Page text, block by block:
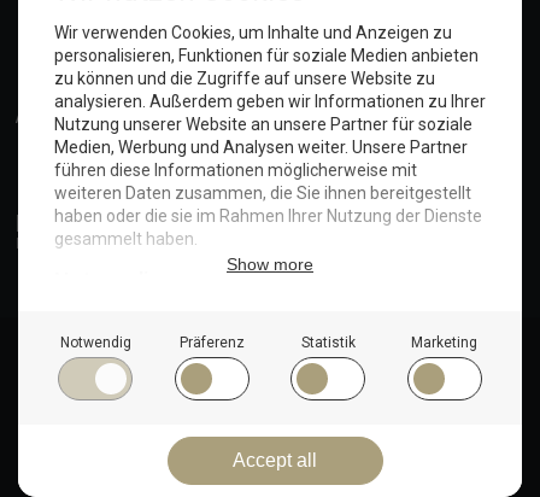
Anmelden
© Copyright 2025. Hotel Seeblick | Maritim Shop